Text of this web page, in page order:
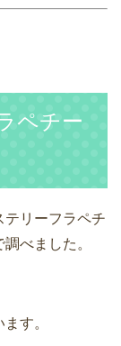
ペチー
テリーフラペチ
べました。
す。